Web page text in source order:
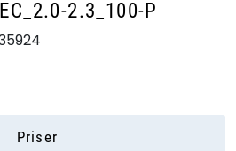
2.3_100-P
Priser